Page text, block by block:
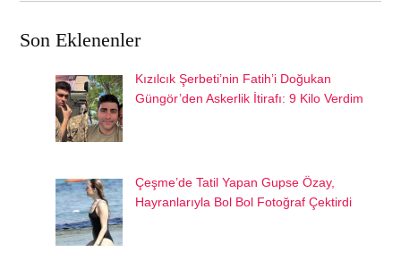
Son Eklenenler
Kızılcık Şerbeti’nin Fatih’i Doğukan
Güngör’den Askerlik İtirafı: 9 Kilo Verdim
Çeşme’de Tatil Yapan Gupse Özay,
Hayranlarıyla Bol Bol Fotoğraf Çektirdi